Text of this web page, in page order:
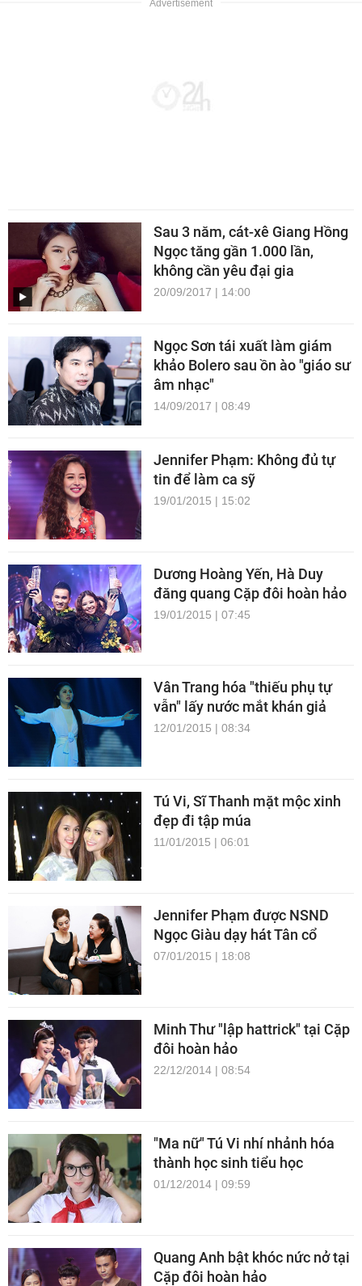
Sau 3 năm, cát-xê Giang Hồng
Ngọc tăng gần 1.000 lần,
không cần yêu đại gia
20/09/2017 | 14:00
Ngọc Sơn tái xuất làm giám
khảo Bolero sau ồn ào "giáo sư
âm nhạc"
14/09/2017 | 08:49
Jennifer Phạm: Không đủ tự
tin để làm ca sỹ
19/01/2015 | 15:02
Dương Hoàng Yến, Hà Duy
đăng quang Cặp đôi hoàn hảo
19/01/2015 | 07:45
Vân Trang hóa "thiếu phụ tự
vẫn" lấy nước mắt khán giả
12/01/2015 | 08:34
Tú Vi, Sĩ Thanh mặt mộc xinh
đẹp đi tập múa
11/01/2015 | 06:01
Jennifer Phạm được NSND
Ngọc Giàu dạy hát Tân cổ
07/01/2015 | 18:08
Minh Thư "lập hattrick" tại Cặp
đôi hoàn hảo
22/12/2014 | 08:54
"Ma nữ" Tú Vi nhí nhảnh hóa
thành học sinh tiểu học
01/12/2014 | 09:59
Quang Anh bật khóc nức nở tại
Cặp đôi hoàn hảo